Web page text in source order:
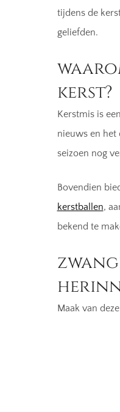
tijdens de
geliefden.
kerst?
Kerstmis is
nieuws en het
seizoen nog
Bovendien
kerstballen,
bekend te
Maak van